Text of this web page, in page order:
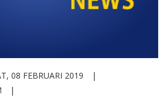
08 FEBRUARI 2019